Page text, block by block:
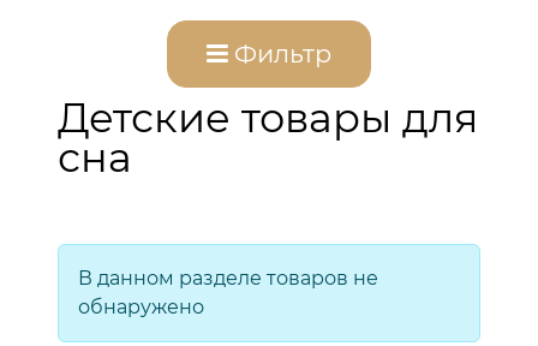
Фильтр
Детские товары для
сна
В данном разделе товаров не
обнаружено